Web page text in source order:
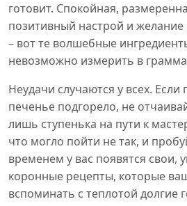
готовит. Спокойная,
позитивный настрой и желание
– вот те волшебные
невозможно измерить в
Неудачи случаются у всех. Если
печенье подгорело, не
лишь ступенька на пути к
что могло пойти не так, и
временем у вас появятся свои,
коронные рецепты, которые
вспоминать с теплотой долгие